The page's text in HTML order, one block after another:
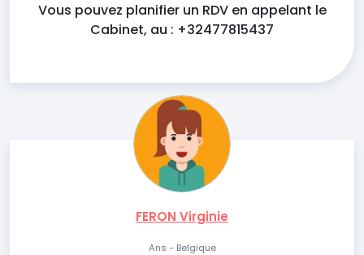
Vous pouvez planifier un RDV en appelant le
Cabinet, au : +32477815437
FERON Virginie
Ans - Belgique